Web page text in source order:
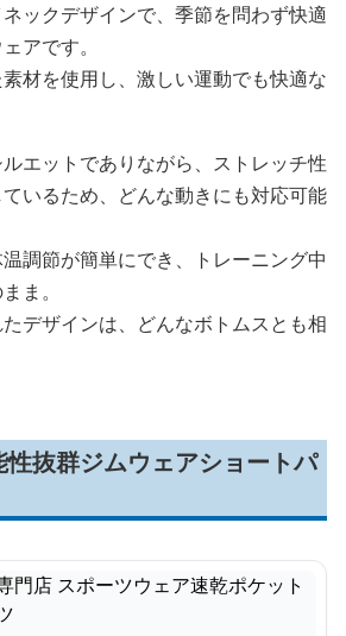
ックデザインで、季節を問わず快適
アです。
材を使用し、激しい運動でも快適な
エットでありながら、ストレッチ性
いるため、どんな動きにも対応可能
調節が簡単にでき、トレーニング中
ま。
デザインは、どんなボトムスとも相
抜群ジムウェアショートパ